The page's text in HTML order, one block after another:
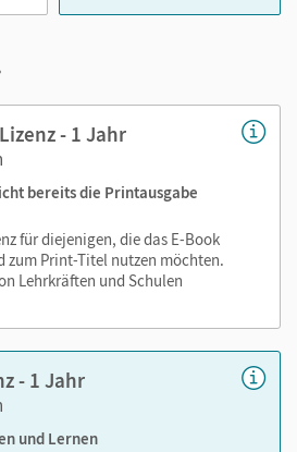
- 1 Jahr
bereits die Printausgabe
für diejenigen, die das E-Book
zum Print-Titel nutzen möchten.
Lehrkräften und Schulen
- 1 Jahr
und Lernen